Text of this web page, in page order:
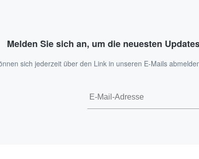
Melden Sie sich an, um die neuesten
sich jederzeit über den Link in unseren E-Mails